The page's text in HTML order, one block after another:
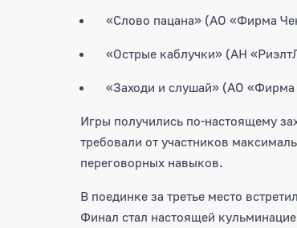
«Слово пацана» (АО «Фирма
«Острые каблучки» (АН
«Заходи и слушай» (АО «Фирма
Игры получились по-настоящему
требовали от участников
переговорных навыков.
В поединке за третье место
Финал стал настоящей